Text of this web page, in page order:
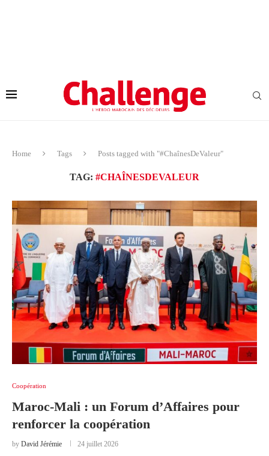
Home Tags Posts tagged with "#ChaînesDeValeur"
TAG: #CHAÎNESDEVALEUR
Coopération
Maroc-Mali : un Forum d’Affaires pour
renforcer la coopération
by David Jérémie 24 juillet 2026